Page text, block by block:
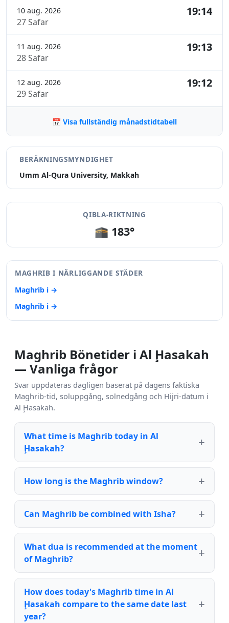
10 aug. 2026
27 Safar
19:14
11 aug. 2026
28 Safar
19:13
12 aug. 2026
29 Safar
19:12
📅 Visa fullständig månadstidtabell
BERÄKNINGSMYNDIGHET
Umm Al-Qura University, Makkah
QIBLA-RIKTNING
🕋 183°
MAGHRIB I NÄRLIGGANDE STÄDER
Maghrib i →
Maghrib i →
Maghrib Bönetider i Al Ḩasakah
— Vanliga frågor
Svar uppdateras dagligen baserat på dagens faktiska
Maghrib-tid, soluppgång, solnedgång och Hijri-datum i
Al Ḩasakah.
What time is Maghrib today in Al
Ḩasakah?
How long is the Maghrib window?
Can Maghrib be combined with Isha?
What dua is recommended at the moment
of Maghrib?
How does today's Maghrib time in Al
Ḩasakah compare to the same date last
year?